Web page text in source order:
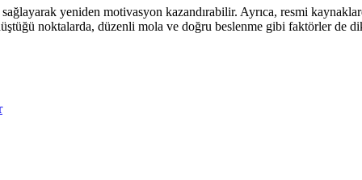
yeniden motivasyon kazandırabilir. Ayrıca, resmi
noktalarda, düzenli mola ve doğru beslenme gibi faktörler de